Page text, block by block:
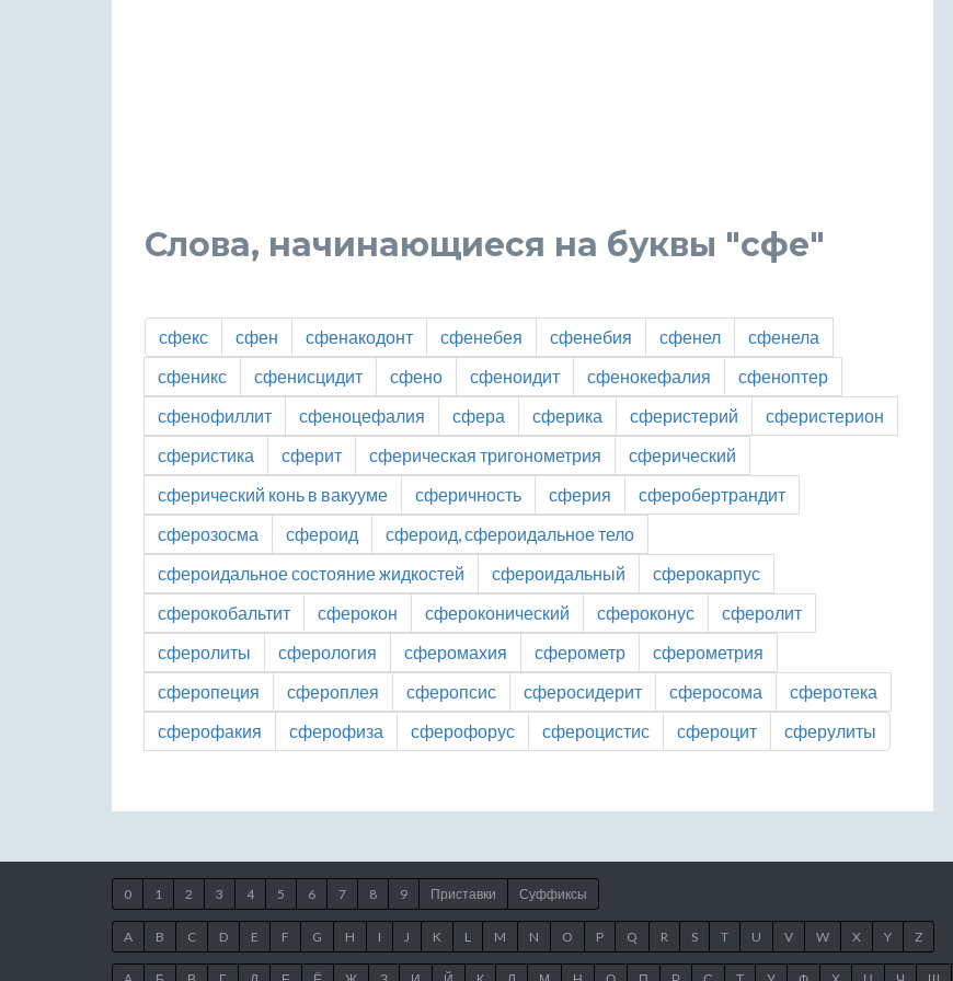
Слова, начинающиеся на буквы "сфе"
сфекс сфен сфенакодонт сфенебея сфенебия сфенел
сфенела
сфеникс
сфенисцидит сфено сфеноидит сфенокефалия
сфеноптер
сфенофиллит
сфеноцефалия сфера сферика сферистерий
сферистерион
сферистика
сферит сферическая тригонометрия
сферический
сферический конь в вакууме
сферичность сферия
сферобертрандит
сферозосма
сфероид
сфероид, сфероидальное тело
сфероидальное состояние жидкостей
сфероидальный
сферокарпус
сферокобальтит
сферокон сфероконический сфероконус
сферолит
сферолиты
сферология сферомахия сферометр
сферометрия
сферопеция
сфероплея сферопсис сферосидерит сферосома
сферотека
сферофакия
сферофиза сферофорус сфероцистис сфероцит сферулиты
0 1 2 3 4 5 6 7 8 9 Приставки Суффиксы
A B C D E F G H I J K L M N O P Q R S T U V W X Y Z